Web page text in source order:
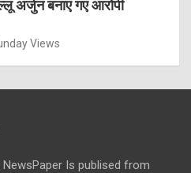
अर्जुन बनाए गए आरोपी
Views
NewsPaper Is publised from